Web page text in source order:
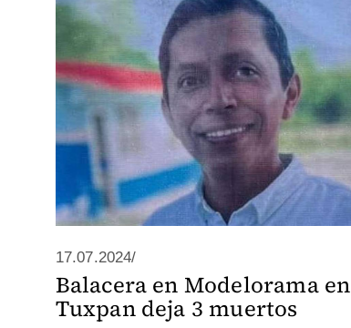
17.07.2024/
Balacera en Modelorama en
Tuxpan deja 3 muertos